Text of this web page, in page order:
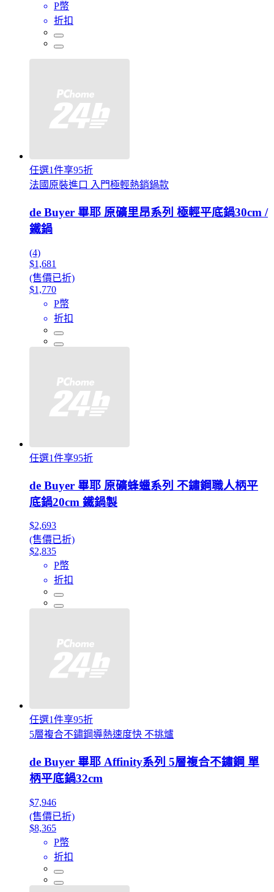
P幣
折扣
任選1件享95折
法國原裝進口 入門極輕熱銷鍋款
de Buyer 畢耶 原礦里昂系列 極輕平底鍋30cm /
鐵鍋
(4)
$1,681
(售價已折)
$1,770
P幣
折扣
任選1件享95折
de Buyer 畢耶 原礦蜂蠟系列 不鏽鋼職人柄平
底鍋20cm 鐵鍋製
$2,693
(售價已折)
$2,835
P幣
折扣
任選1件享95折
5層複合不鏽鋼導熱速度快 不挑爐
de Buyer 畢耶 Affinity系列 5層複合不鏽鋼 單
柄平底鍋32cm
$7,946
(售價已折)
$8,365
P幣
折扣